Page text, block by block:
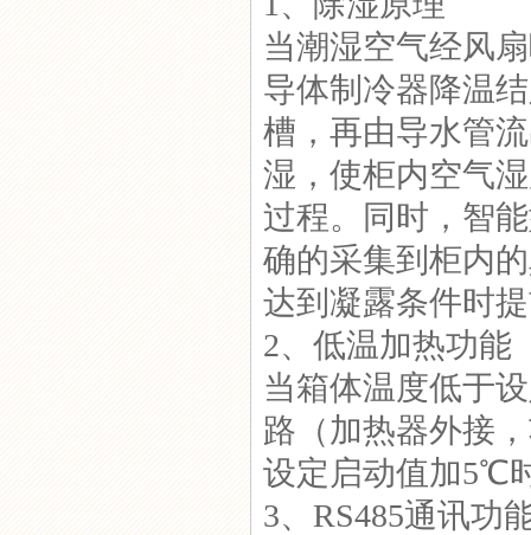
当潮湿空气经风
导体制冷器降温
槽，再由导水管
湿，使柜内空气
过程。同时，智
确的采集到柜内
达到凝露条件时
2、低温加热功能
当箱体温度低于
路（加热器外接
设定启动值加5℃
3、RS485通讯功